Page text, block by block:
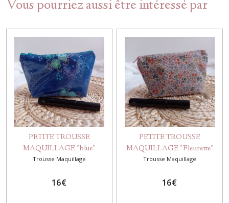
Vous pourriez aussi être intéressé par
PETITE TROUSSE
MAQUILLAGE "blue"
Trousse Maquillage
16€
PETITE TROUSSE
MAQUILLAGE "Fleurette"
Trousse Maquillage
16€